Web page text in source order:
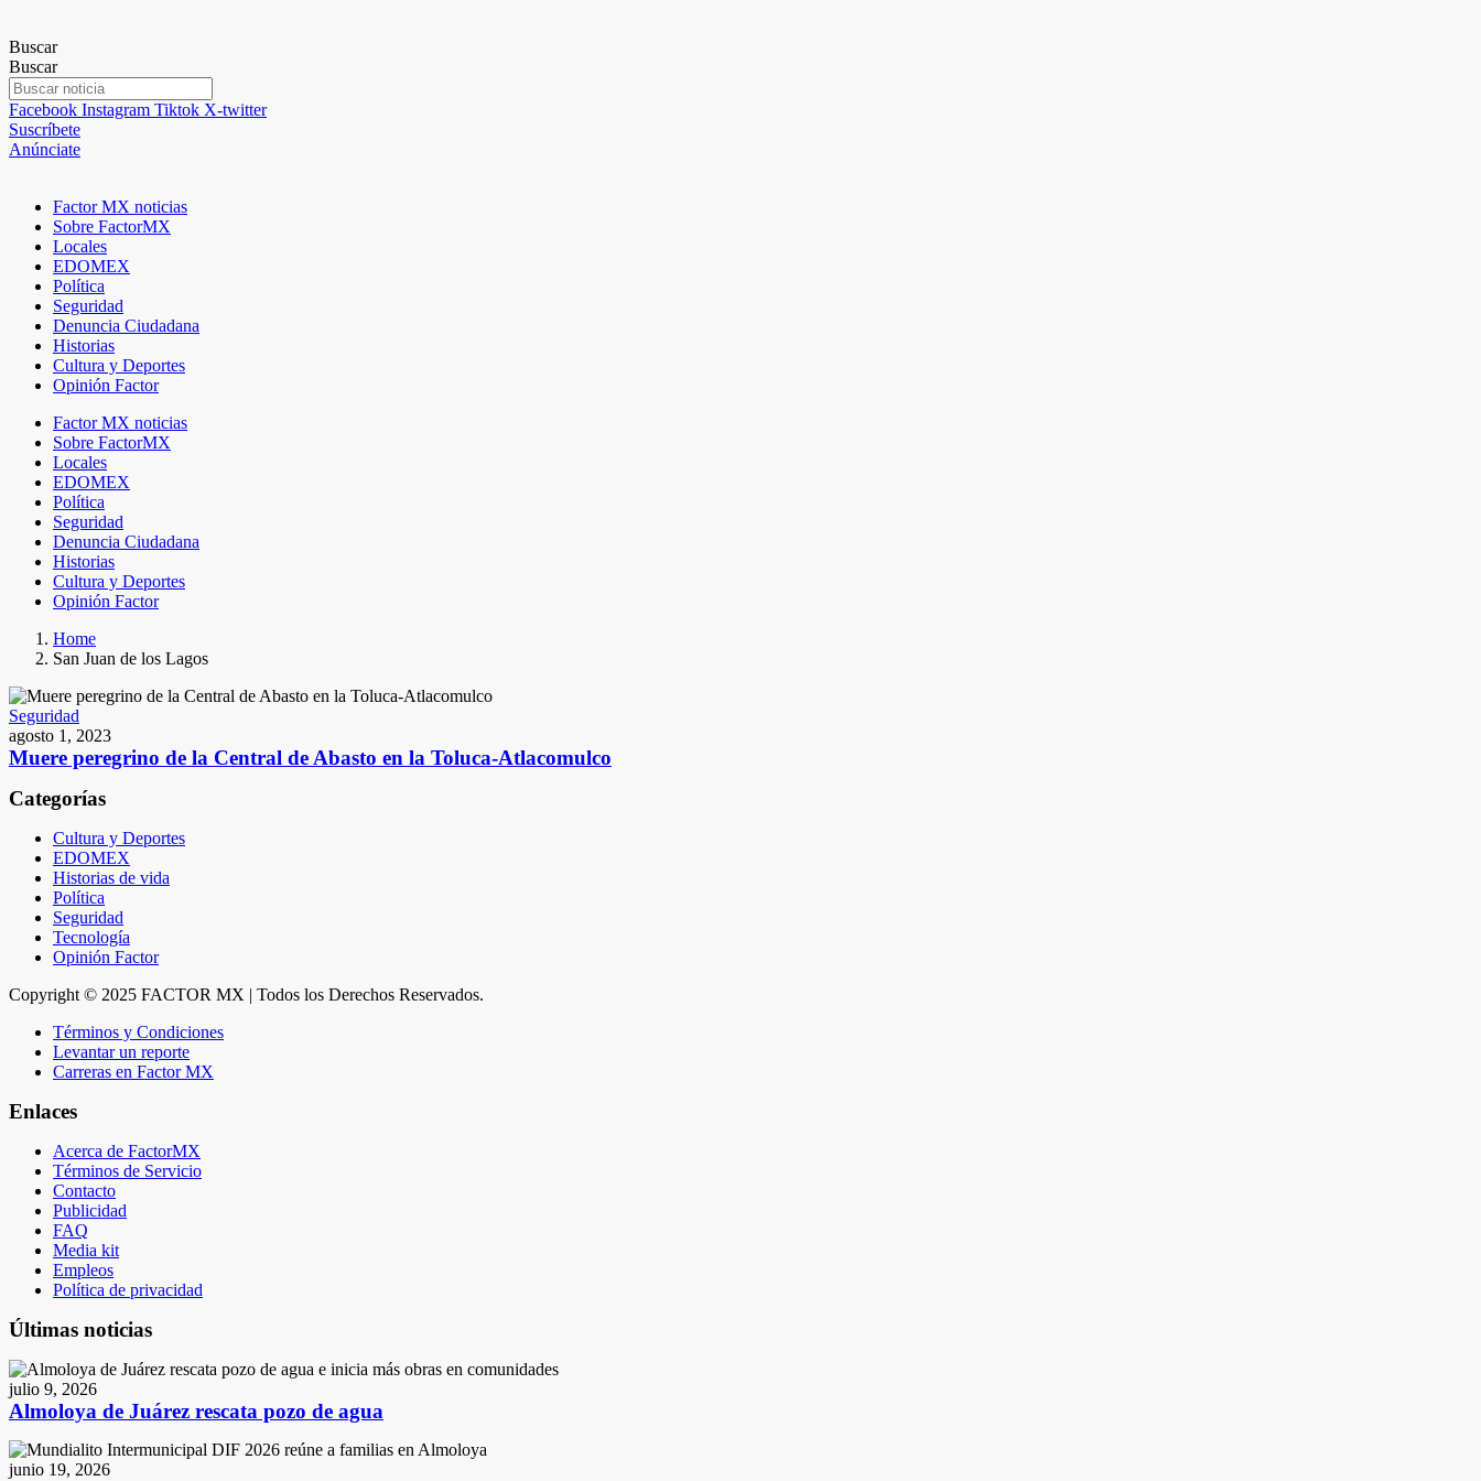
Buscar
Buscar
Facebook Instagram Tiktok X-twitter
Suscríbete
Anúnciate
Factor MX noticias
Sobre FactorMX
Locales
EDOMEX
Política
Seguridad
Denuncia Ciudadana
Historias
Cultura y Deportes
Opinión Factor
Factor MX noticias
Sobre FactorMX
Locales
EDOMEX
Política
Seguridad
Denuncia Ciudadana
Historias
Cultura y Deportes
Opinión Factor
Home
San Juan de los Lagos
Seguridad
agosto 1, 2023
Muere peregrino de la Central de Abasto en la Toluca-Atlacomulco
Categorías
Cultura y Deportes
EDOMEX
Historias de vida
Política
Seguridad
Tecnología
Opinión Factor
Copyright © 2025 FACTOR MX | Todos los Derechos Reservados.
Términos y Condiciones
Levantar un reporte
Carreras en Factor MX
Enlaces
Acerca de FactorMX
Términos de Servicio
Contacto
Publicidad
FAQ
Media kit
Empleos
Política de privacidad
Últimas noticias
julio 9, 2026
Almoloya de Juárez rescata pozo de agua
junio 19, 2026